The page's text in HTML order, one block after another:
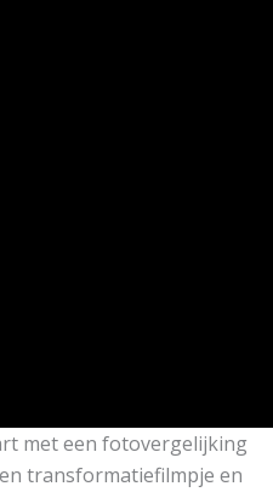
met een fotovergelijking
transformatiefilmpje en